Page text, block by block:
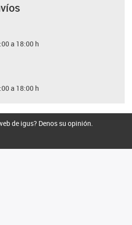
a 18:00 h
a 18:00 h
de igus? Denos su opinión.